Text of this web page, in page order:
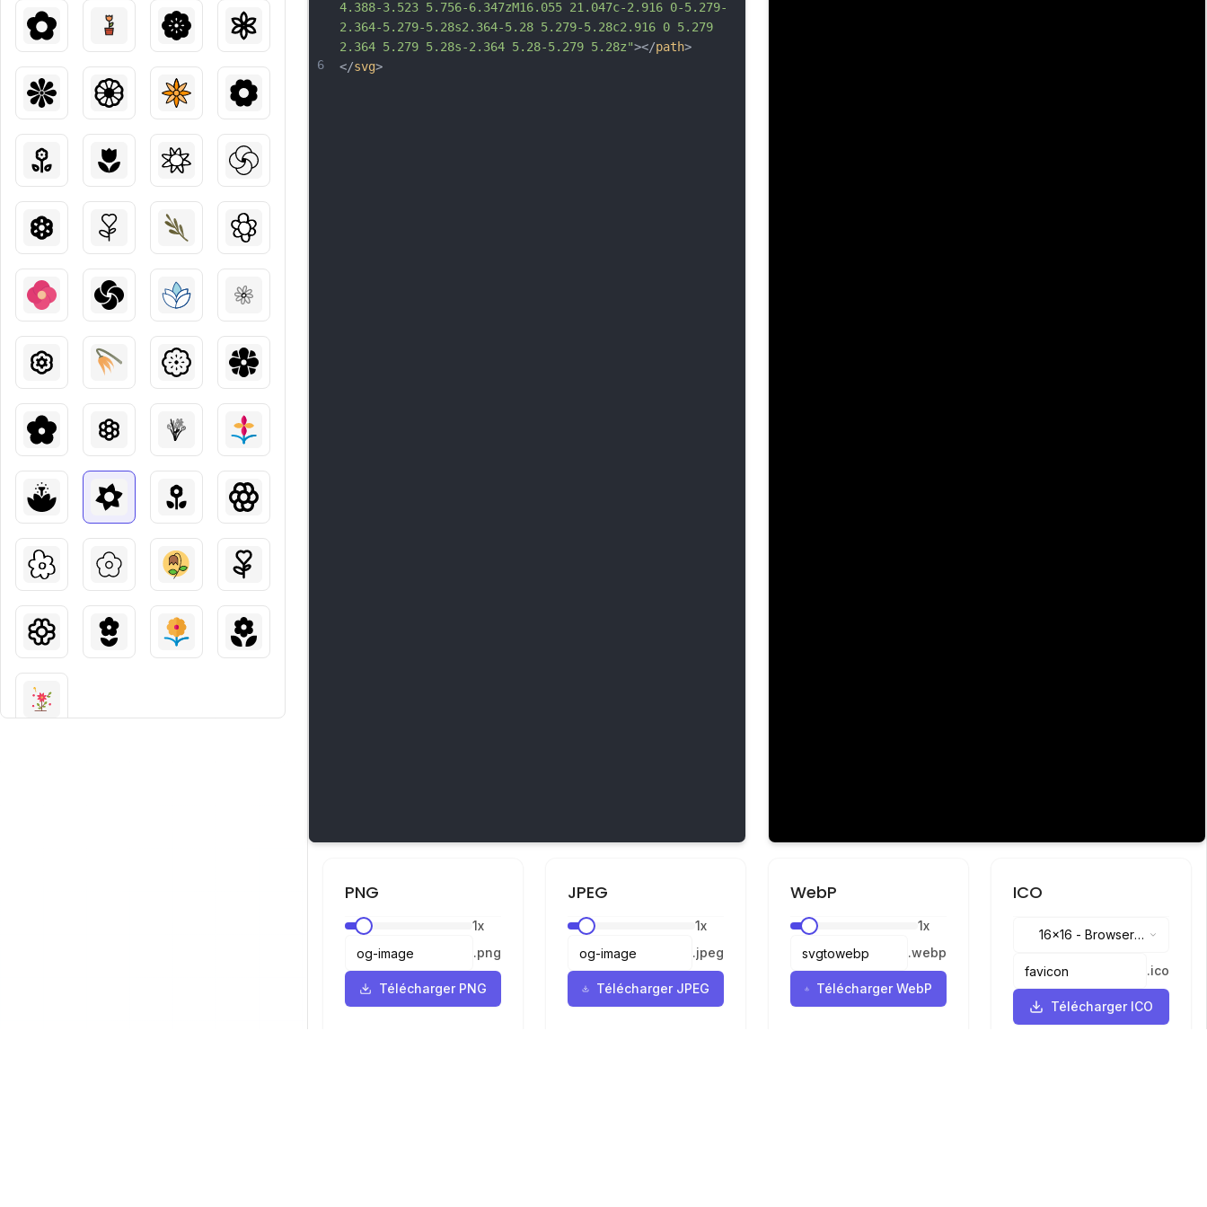
6
4.388-3.523 5.756-6.347zM16.055 21.047c-2.916 0-5.279-
2.364-5.279-5.28s2.364-5.28 5.279-5.28c2.916 0 5.279
2.364 5.279 5.28s-2.364 5.28-5.279 5.28z"></path>
</svg>
PNG
1x
.png
Télécharger PNG
JPEG
1x
.jpeg
Télécharger JPEG
WebP
1x
.webp
Télécharger WebP
ICO
16x16 -Browser
.ico
Télécharger ICO